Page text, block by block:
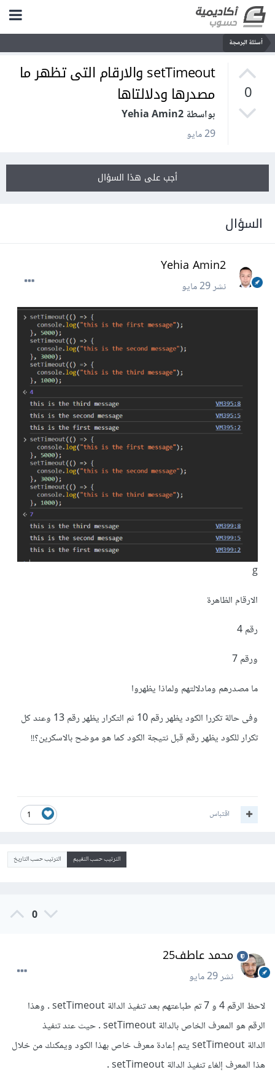
أسئلة البرمجة
0
setTimeout والارقام التى تظهر ما
مصدرها ودلالتاها
بواسطة Yehia Amin2
29 مايو
أجب على هذا السؤال
السؤال
Yehia Amin2
نشر29 مايو
g
الارقام الظاهرة
رقم 4
ورقم 7
ما مصدرهم ومادلالتهم ولماذا يظهروا
وفى حالة تكررا الكود يظهر رقم 10 ثم التكرار يظهر رقم 13 وعند كل
تكرار للكود يظهر رقم قبل نتيجة الكود كما هو موضح بالاسكرين؟!!
1 اقتباس
الترتيب حسب التقييم الترتيب حسب التاريخ
0
محمد عاطف25
نشر29 مايو
لاحظ الرقم 4 و 7 تم طباعتهم بعد تنفيذ الدالة setTimeout . وهذا
الرقم هو المعرف الخاص بالدالة setTimeout . حيث عند تنفيذ
الدالة setTimeout يتم إعادة معرف خاص بهذا الكود ويمكنك من خلال
هذا المعرف إلغاء تنفيذ الدالة setTimeout .